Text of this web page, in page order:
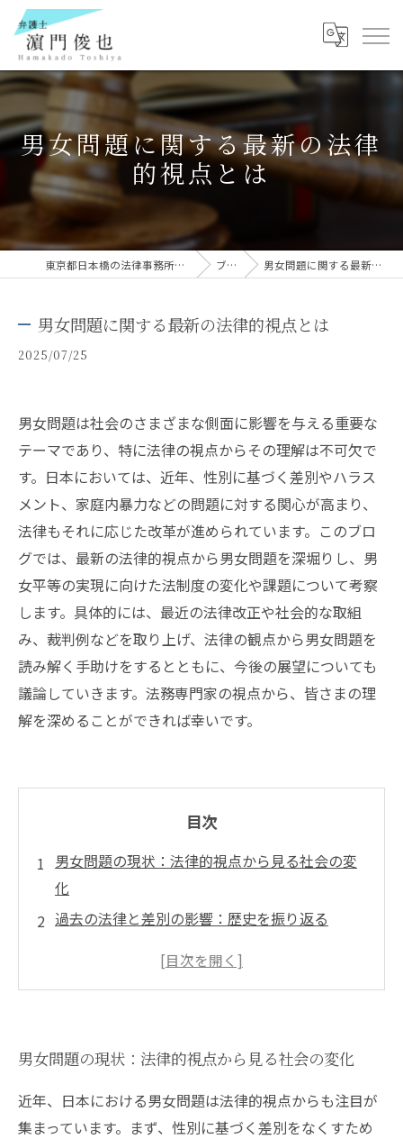
男女問題に関する最新の法律
的視点とは
東京都日本橋の法律事務所なら弁護士 濵門俊也 ブログ 男女問題に関する最新の法律的視点とは
男女問題に関する最新の法律的視点とは
2025/07/25
男女問題は社会のさまざまな側面に影響を与える重要な
テーマであり、特に法律の視点からその理解は不可欠で
す。日本においては、近年、性別に基づく差別やハラス
メント、家庭内暴力などの問題に対する関心が高まり、
法律もそれに応じた改革が進められています。このブロ
グでは、最新の法律的視点から男女問題を深堀りし、男
女平等の実現に向けた法制度の変化や課題について考察
します。具体的には、最近の法律改正や社会的な取組
み、裁判例などを取り上げ、法律の観点から男女問題を
読み解く手助けをするとともに、今後の展望についても
議論していきます。法務専門家の視点から、皆さまの理
解を深めることができれば幸いです。
目次
男女問題の現状：法律的視点から見る社会の変
化
過去の法律と差別の影響：歴史を振り返る
新しい法律改正とその意義：男女平等の実現に
法的視点から見るハラスメントと家庭内暴力の
対策
今後の展望：男女問題に関する法律改革の未来
男女問題の現状：法律的視点から見る社会の変化
近年、日本における男女問題は法律的視点からも注目が
集まっています。まず、性別に基づく差別をなくすため